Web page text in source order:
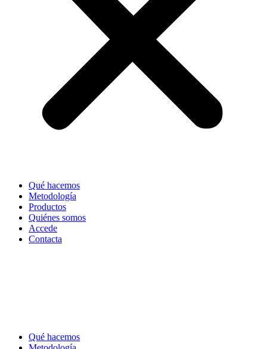
Qué hacemos
Metodología
Productos
Quiénes somos
Accede
Contacta
Qué hacemos